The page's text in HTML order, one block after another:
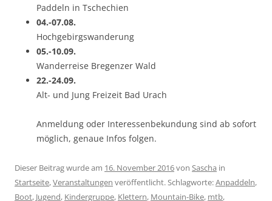
Paddeln in Tschechien
04.-07.08.
Hochgebirgswanderung
05.-10.09.
Wanderreise Bregenzer Wald
22.-24.09.
Alt- und Jung Freizeit Bad Urach
Anmeldung oder Interessenbekundung sind ab sofort
möglich, genaue Infos folgen.
Dieser Beitrag wurde am 16. November 2016von Sascha in
Startseite,Veranstaltungen veröffentlicht. Schlagworte:Anpaddeln,
Boot, Jugend, Kindergruppe, Klettern, Mountain-Bike, mtb,